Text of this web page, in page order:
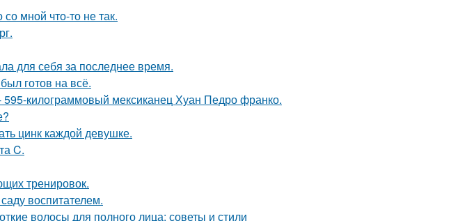
мной что-то не так.
для себя за последнее время.
готов на всё.
килограммовый мексиканец Хуан Педро франко.
цинк каждой девушке.
C.
тренировок.
воспитателем.
волосы для полного лица: советы и стили